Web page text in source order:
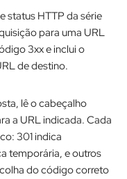
status HTTP da série
para uma URL
3xx e inclui o
de destino.​
lê o cabeçalho
a URL indicada. Cada
301 indica
temporária, e outros
do código correto